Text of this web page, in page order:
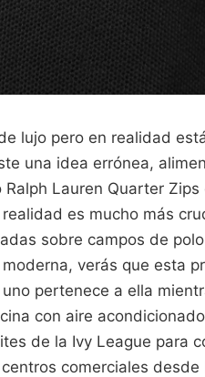
lujo pero en realidad
una idea errónea,
Lauren Quarter
es mucho más
sobre campos de
verás que esta
pertenece a ella
con aire
de la Ivy League para
comerciales